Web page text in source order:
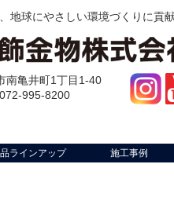
地球にやさしい環境づくりに貢献
南亀井町1丁目1-40
995-8200
ラインアップ 施工事例